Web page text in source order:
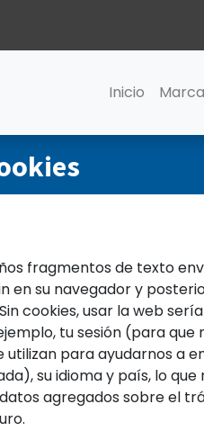
Inicio
fragmentos de texto
en su navegador y
cookies, usar la web
tu sesión (para
utilizan para ayudarnos a
su idioma y país, lo
agregados sobre el